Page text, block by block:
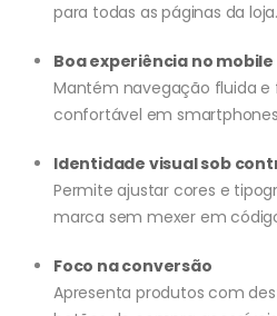
para todas as páginas da loja.
Boa experiência no mobile
Mantém navegação fluida e
confortável em
Identidade visual sob
Permite ajustar cores e
marca sem mexer em
Foco na conversão
Apresenta produtos com